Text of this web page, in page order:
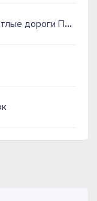
дороги Пепел любви